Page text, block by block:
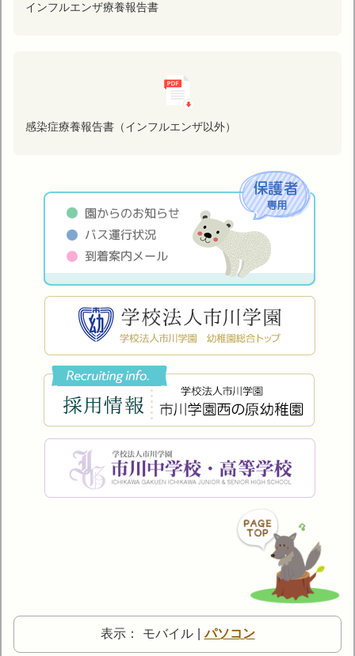
インフルエンザ療養報告書
感染症療養報告書（インフルエンザ以外）
表示： モバイル パソコン